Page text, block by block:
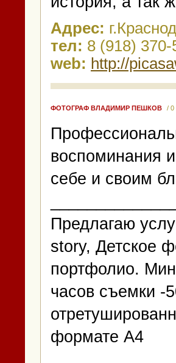
Адрес:
тел: 8 (918) 370-
web: http://
ФОТОГРАФ ВЛАДИМИР ПЕШКОВ / 0
воспоминания
себе и своим
Предлагаю
story, Детское
портфолио.
часов съемки -
формате А4